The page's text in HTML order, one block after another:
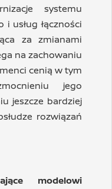
systemu
usług łączności
za zmianami
na zachowaniu
cenią w tym
jego
jeszcze bardziej
rozwiązań
modelowi